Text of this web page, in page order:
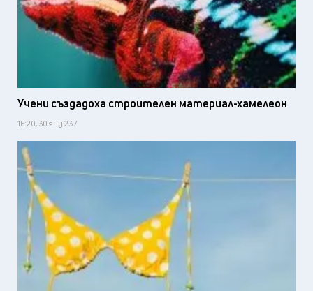
Учени създадоха строителен материал-хамелеон
16:20, 30 яну 23 /